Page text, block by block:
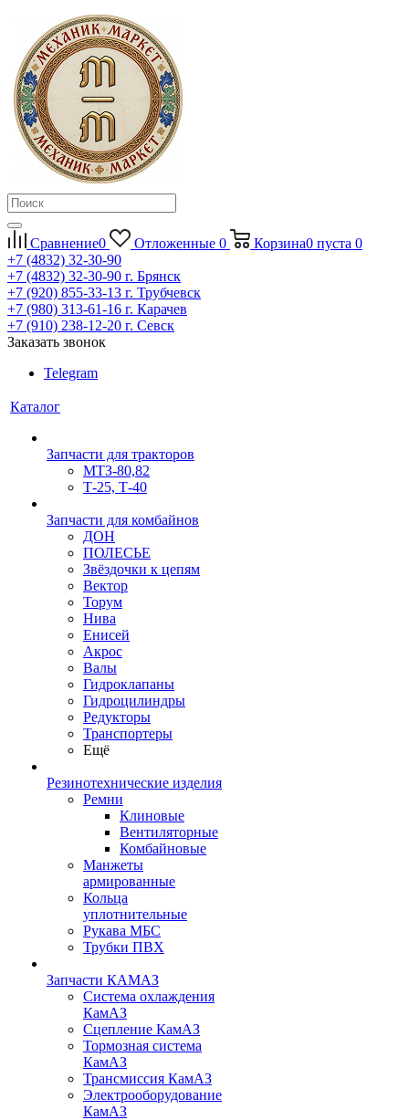
Сравнение0 Отложенные 0 Корзина0 пуста 0
+7 (4832) 32-30-90
+7 (4832) 32-30-90 г. Брянск
+7 (920) 855-33-13 г. Трубчевск
+7 (980) 313-61-16 г. Карачев
+7 (910) 238-12-20 г. Севск
Заказать звонок
Telegram
Каталог
Запчасти для тракторов
МТЗ-80,82
Т-25, Т-40
Запчасти для комбайнов
ДОН
ПОЛЕСЬЕ
Звёздочки к цепям
Вектор
Торум
Нива
Енисей
Акрос
Валы
Гидроклапаны
Гидроцилиндры
Редукторы
Транспортеры
Ещё
Резинотехнические изделия
Ремни
Клиновые
Вентиляторные
Комбайновые
Манжеты
армированные
Кольца
уплотнительные
Рукава МБС
Трубки ПВХ
Запчасти КАМАЗ
Система охлаждения
КамАЗ
Сцепление КамАЗ
Тормозная система
КамАЗ
Трансмиссия КамАЗ
Электрооборудование
КамАЗ